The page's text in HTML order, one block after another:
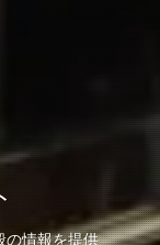
の情報を提供